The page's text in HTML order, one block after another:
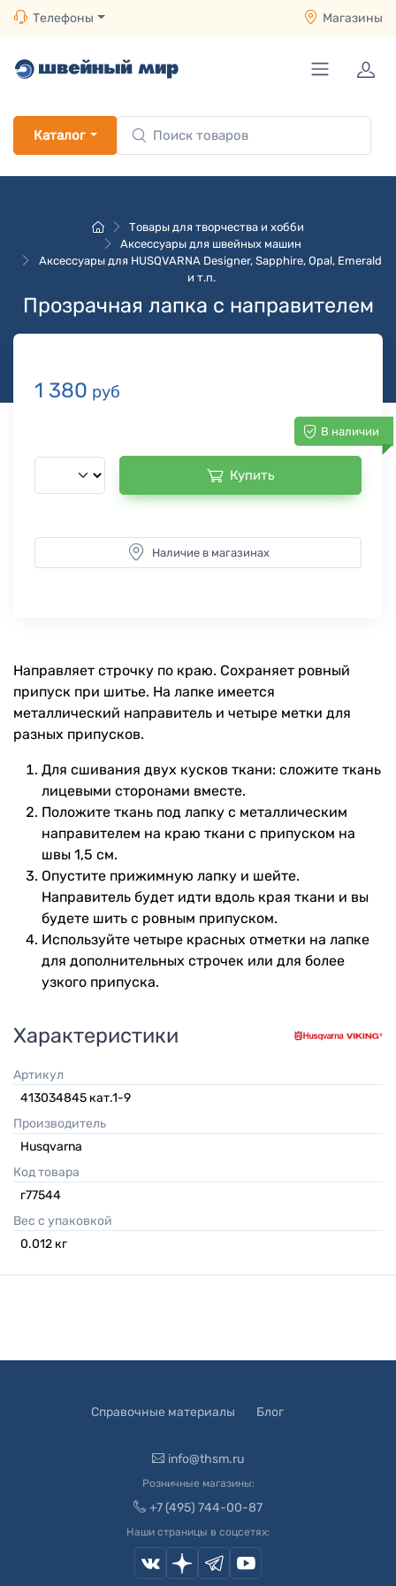
Телефоны Магазины
Каталог
Товары для творчества и хобби
Аксессуары для швейных машин
Аксессуары для HUSQVARNA Designer, Sapphire, Opal, Emerald
и т.п.
Прозрачная лапка с направителем
1 380 руб
В наличии
Купить
Наличие в магазинах
Направляет строчку по краю. Сохраняет ровный
припуск при шитье. На лапке имеется
металлический направитель и четыре метки для
разных припусков.
Для сшивания двух кусков ткани: сложите ткань
лицевыми сторонами вместе.
Положите ткань под лапку с металлическим
направителем на краю ткани с припуском на
швы 1,5 см.
Опустите прижимную лапку и шейте.
Направитель будет идти вдоль края ткани и вы
будете шить с ровным припуском.
Используйте четыре красных отметки на лапке
для дополнительных строчек или для более
узкого припуска.
Характеристики
Артикул
413034845 кат.1-9
Производитель
Husqvarna
Код товара
г77544
Вес с упаковкой
0.012 кг
Справочные материалы Блог
info@thsm.ru
Розничные магазины:
+7 (495) 744-00-87
Наши страницы в соцсетях: